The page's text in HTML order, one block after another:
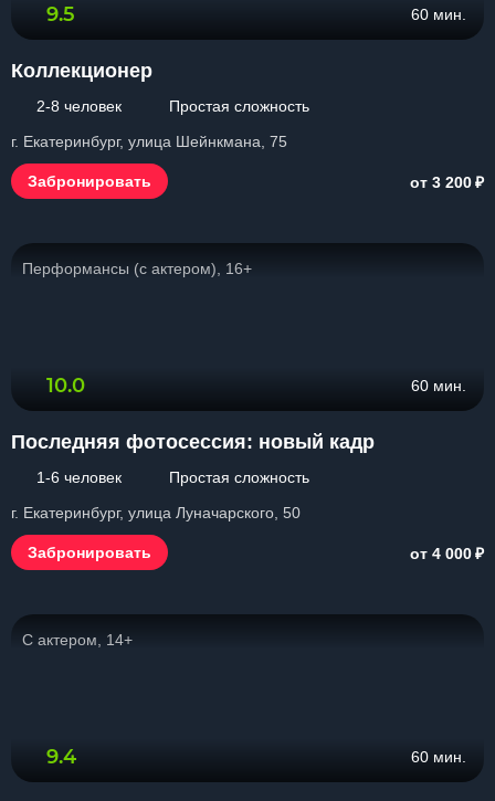
9.5 60 мин.
Коллекционер
2-8 человек
Простая сложность
г. Екатеринбург, улица Шейнкмана, 75
Забронировать от 3 200₽
Перформансы (с актером), 16+
10.0 60 мин.
Последняя фотосессия: новый кадр
1-6 человек
Простая сложность
г. Екатеринбург, улица Луначарского, 50
Забронировать от 4 000₽
С актером, 14+
9.4 60 мин.